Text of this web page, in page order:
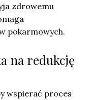
zdrowemu
pokarmowych.
na redukcję
wspierać proces